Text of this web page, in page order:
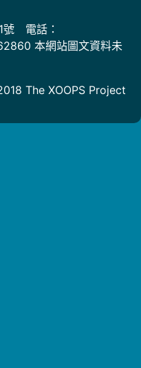
號 電話：
本網站圖文資料未
The XOOPS Project